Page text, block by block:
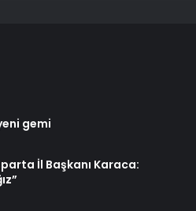
gemi
İl Başkanı Karaca: